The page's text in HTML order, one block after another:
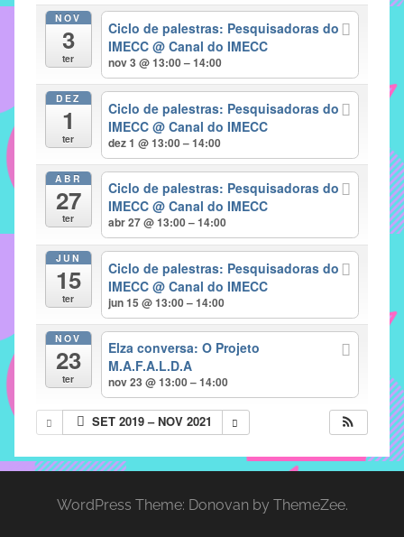
alunos,
professores
pacificadoras
problemas
verificados
instituto,
para
prevenção
NOV
3
ter
Ciclo de palestras: Pesquisadoras do
IMECC@ Canal do IMECC
nov 3 @ 13:00 – 14:00
DEZ
1
ter
Ciclo de palestras: Pesquisadoras do
IMECC@ Canal do IMECC
dez 1 @ 13:00 – 14:00
ABR
27
ter
Ciclo de palestras: Pesquisadoras do
IMECC@ Canal do IMECC
abr 27 @ 13:00 – 14:00
JUN
15
ter
Ciclo de palestras: Pesquisadoras do
IMECC@ Canal do IMECC
jun 15 @ 13:00 – 14:00
NOV
23
ter
Elza conversa: O Projeto
M.A.F.A.L.D.A
nov 23 @ 13:00 – 14:00
SET 2019 – NOV 2021
WordPress Theme: Donovan by ThemeZee.